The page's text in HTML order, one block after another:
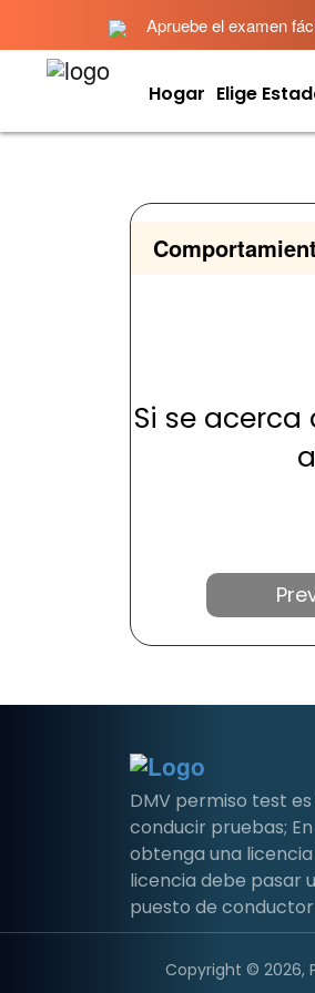
Apruebe el examen
Hogar Elige
Si se
Anterior
DMV permiso test
conducir pruebas;
obtenga una
licencia debe pasar
puesto de
Copyright © 2026,